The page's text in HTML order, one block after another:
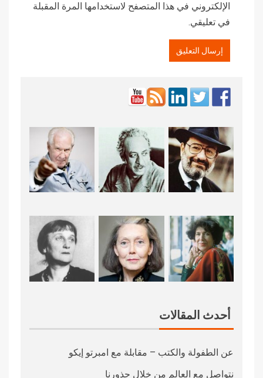
الإلكتروني في هذا المتصفح لاستخدامها المرة المقبلة
في تعليقي.
أحدث المقالات
عن الطفولة والكتب – مقابلة مع امبرتو إيكو
نتواصل مع العالم من خلال جذورنا